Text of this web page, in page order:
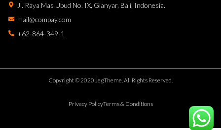
Jl. Raya Mas Ubud No. IX, Gianyar, Bali, Indonesia.
mail@compay.com
+62-864-349-1
Copyright © 2020 JegTheme. All Rights Reserved.
Privacy PolicyTerms & Conditions